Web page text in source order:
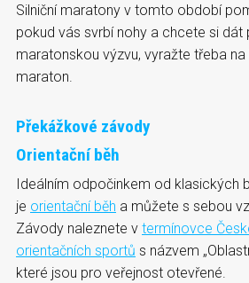
Silniční maratony v tomto období
pokud vás svrbí nohy a chcete si dát
maratonskou výzvu, vyražte třeba
maraton.
Překážkové závody
Orientační běh
Ideálním odpočinkem od klasických
je orientační běh a můžete s sebou
Závody naleznete v termínovce
orientačních sportů s názvem
které jsou pro veřejnost otevřené.